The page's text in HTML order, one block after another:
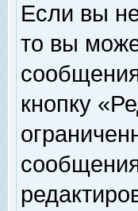
Если вы
то вы
кнопку